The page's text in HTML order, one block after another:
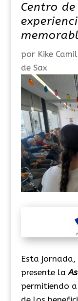
Centro
por Kike
de Sax
Esta jornada,
presente la
permitiendo